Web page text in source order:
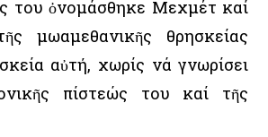
του ὀνομάσθηκε Μεχμέτ καί
μωαμεθανικῆς θρησκείας
αὐτή, χωρίς νά γνωρίσει
πίστεώς του καί τῆς